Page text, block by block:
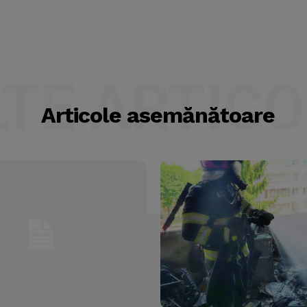
Articole asemănătoare